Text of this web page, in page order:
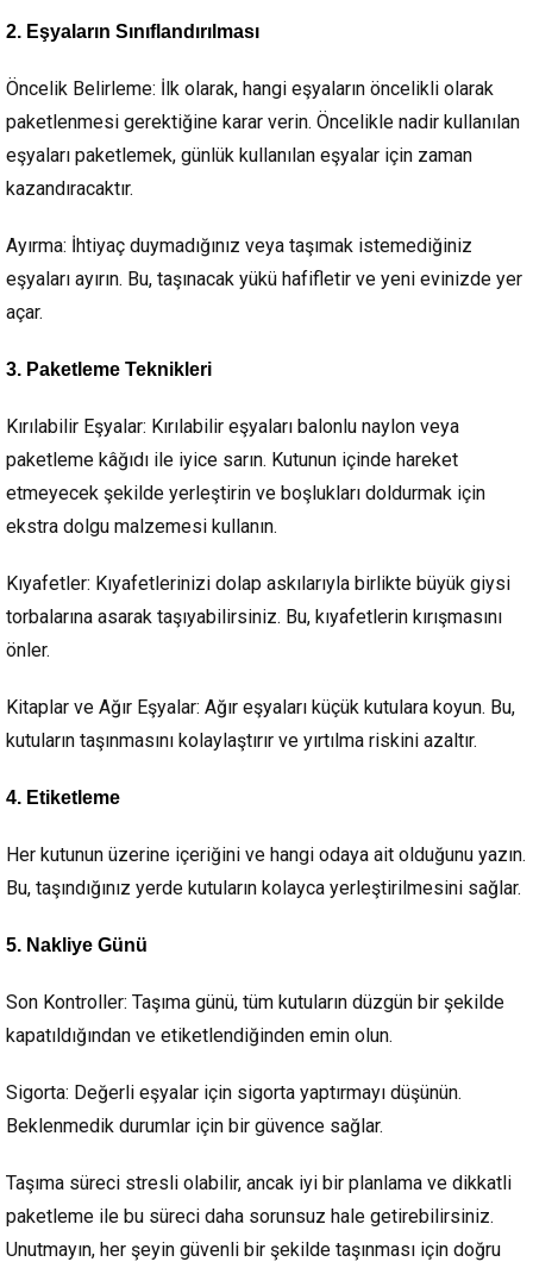
2. Eşyaların Sınıflandırılması
Öncelik Belirleme: İlk olarak, hangi eşyaların öncelikli olarak
paketlenmesi gerektiğine karar verin. Öncelikle nadir kullanılan
eşyaları paketlemek, günlük kullanılan eşyalar için zaman
kazandıracaktır.
Ayırma: İhtiyaç duymadığınız veya taşımak istemediğiniz
eşyaları ayırın. Bu, taşınacak yükü hafifletir ve yeni evinizde yer
açar.
3. Paketleme Teknikleri
Kırılabilir Eşyalar: Kırılabilir eşyaları balonlu naylon veya
paketleme kâğıdı ile iyice sarın. Kutunun içinde hareket
etmeyecek şekilde yerleştirin ve boşlukları doldurmak için
ekstra dolgu malzemesi kullanın.
Kıyafetler: Kıyafetlerinizi dolap askılarıyla birlikte büyük giysi
torbalarına asarak taşıyabilirsiniz. Bu, kıyafetlerin kırışmasını
önler.
Kitaplar ve Ağır Eşyalar: Ağır eşyaları küçük kutulara koyun. Bu,
kutuların taşınmasını kolaylaştırır ve yırtılma riskini azaltır.
4. Etiketleme
Her kutunun üzerine içeriğini ve hangi odaya ait olduğunu yazın.
Bu, taşındığınız yerde kutuların kolayca yerleştirilmesini sağlar.
5. Nakliye Günü
Son Kontroller: Taşıma günü, tüm kutuların düzgün bir şekilde
kapatıldığından ve etiketlendiğinden emin olun.
Sigorta: Değerli eşyalar için sigorta yaptırmayı düşünün.
Beklenmedik durumlar için bir güvence sağlar.
Taşıma süreci stresli olabilir, ancak iyi bir planlama ve dikkatli
paketleme ile bu süreci daha sorunsuz hale getirebilirsiniz.
Unutmayın, her şeyin güvenli bir şekilde taşınması için doğru